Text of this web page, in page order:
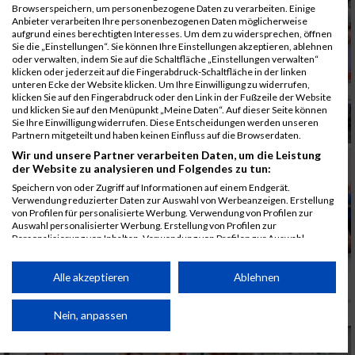
Browserspeichern, um personenbezogene Daten zu verarbeiten. Einige
Anbieter verarbeiten Ihre personenbezogenen Daten möglicherweise
aufgrund eines berechtigten Interesses. Um dem zu widersprechen, öffnen
Sie die „Einstellungen“. Sie können Ihre Einstellungen akzeptieren, ablehnen
oder verwalten, indem Sie auf die Schaltfläche „Einstellungen verwalten“
klicken oder jederzeit auf die Fingerabdruck-Schaltfläche in der linken
unteren Ecke der Website klicken. Um Ihre Einwilligung zu widerrufen,
klicken Sie auf den Fingerabdruck oder den Link in der Fußzeile der Website
und klicken Sie auf den Menüpunkt „Meine Daten“. Auf dieser Seite können
Sie Ihre Einwilligung widerrufen. Diese Entscheidungen werden unseren
Partnern mitgeteilt und haben keinen Einfluss auf die Browserdaten.
Wir und unsere Partner verarbeiten Daten, um die Leistung
der Website zu analysieren und Folgendes zu tun:
Speichern von oder Zugriff auf Informationen auf einem Endgerät.
Verwendung reduzierter Daten zur Auswahl von Werbeanzeigen. Erstellung
von Profilen für personalisierte Werbung. Verwendung von Profilen zur
Auswahl personalisierter Werbung. Erstellung von Profilen zur
Personalisierung von Inhalten. Verwendung von Profilen zur Auswahl
Performance von Inhalten. Analyse von Zielgruppen durch Statistiken oder
Kombinationen von Daten aus verschiedenen Quellen. Entwicklung und
von Inhalten.
Daten können außerhalb der Europäischen Union weitergegeben und in die
Alle akzeptieren Ablehnen
Nein, anpassen